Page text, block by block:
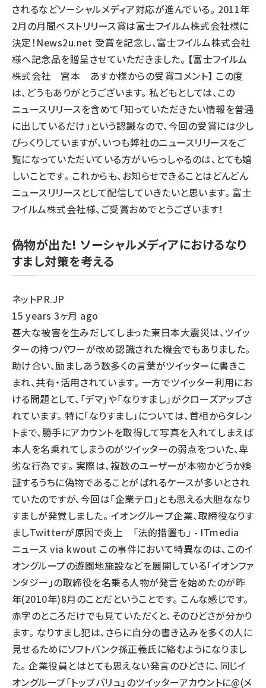
されるなどソーシャルメディア対応が進んでいる。 2011年
2月の月間ベストリリース賞は富士フイルム株式会社様に
決定！News2u.net 受賞を記念し、富士フイルム株式会社
様へ記念品を贈呈させていただきました。 【富士フイルム
株式会社 宮本 あすか様からの受賞コメント】 この度
は、どうもありがとうございます。 私どもとしては、この
ニュースリリースを含めて「知っていただきたい情報を普通
に出しているだけ」という認識なので、今回の受賞には少し
びっくりしていますが、いつも弊社のニュースリリースをご
覧になっていただいている方がいらっしゃるのは、とても嬉
しいことです。 これからも、お知らせできることはどんどん
ニュースリリースとして配信していきたいと思います。 富士
フイルム株式会社様、ご受賞おめでとうございます！
偽物が出た! ソーシャルメディアにおけるなり
すまし対策を考える
ネットPR.JP
15 years 3ヶ月 ago
甚大な被害を生みだしてしまった東日本大震災は、ツイッ
ターの持つパワーが改め認識された機会でもありました。
助け合い、励ましあう数多くの言葉がツイッターに書きこ
まれ、共有・活用されています。 一方でツイッター利用にお
ける問題として、「デマ」や「なりすまし」がクローズアップさ
れています。 特に「なりすまし」については、首相からタレン
トまで、勝手にアカウントを取得して写真を入れてしまえば
本人を名乗れてしまうのがツイッターの弱点をついた、卑
劣な行為です。 実際は、複数のユーザーが本物かどうか検
証するうちに偽物であることがばれるケースが多いとされ
ていたのですが、今回は「企業テロ」とも思える大胆ななり
すましが発覚しました。 イオングループ企業、取締役なりす
ましTwitterが原因で炎上 「法的措置も」 - ITmedia
ニュース via kwout この事件において特異なのは、このイ
オングループの遊園地施設などを展開している「イオンファ
ンタジー」の取締役を名乗る人物が発言を始めたのが昨
年(2010年)8月のことだということです。 こんな感じです。
赤字のところだけでも見ていただくと、そのひどさが分かり
ます。 なりすまし犯は、さらに自分の書き込みを多くの人に
見せるためにソフトバンク孫正義氏に絡むようになりまし
た。 企業役員とはとても思えない発言のひどさに、同じイ
オングループ「トップバリュ」のツイッターアカウントに@(メ